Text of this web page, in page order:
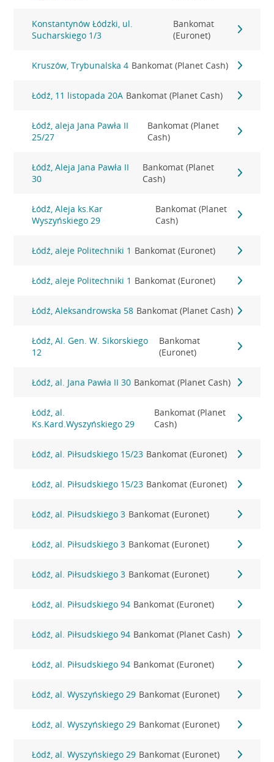
Konstantynów Łódzki, ul.
Sucharskiego 1/3
Bankomat
(Euronet)
Kruszów, Trybunalska 4 Bankomat (Planet Cash)
Łódź, 11 listopada 20A Bankomat (Planet Cash)
Łódź, aleja Jana Pawła II
25/27
Bankomat (Planet
Cash)
Łódź, Aleja Jana Pawła II
30
Bankomat (Planet
Cash)
Łódź, Aleja ks.Kar
Wyszyńskiego 29
Bankomat (Planet
Cash)
Łódź, aleje Politechniki 1 Bankomat (Euronet)
Łódź, aleje Politechniki 1 Bankomat (Euronet)
Łódź, Aleksandrowska 58 Bankomat (Planet Cash)
Łódź, Al. Gen. W. Sikorskiego
12
Bankomat
(Euronet)
Łódź, al. Jana Pawła II 30 Bankomat (Planet Cash)
Łódź, al.
Ks.Kard.Wyszyńskiego 29
Bankomat (Planet
Cash)
Łódź, al. Piłsudskiego 15/23 Bankomat (Euronet)
Łódź, al. Piłsudskiego 15/23 Bankomat (Euronet)
Łódź, al. Piłsudskiego 3 Bankomat (Euronet)
Łódź, al. Piłsudskiego 3 Bankomat (Euronet)
Łódź, al. Piłsudskiego 3 Bankomat (Euronet)
Łódź, al. Piłsudskiego 94 Bankomat (Euronet)
Łódź, al. Piłsudskiego 94 Bankomat (Planet Cash)
Łódź, al. Piłsudskiego 94 Bankomat (Euronet)
Łódź, al. Wyszyńskiego 29 Bankomat (Euronet)
Łódź, al. Wyszyńskiego 29 Bankomat (Euronet)
Łódź, al. Wyszyńskiego 29 Bankomat (Euronet)